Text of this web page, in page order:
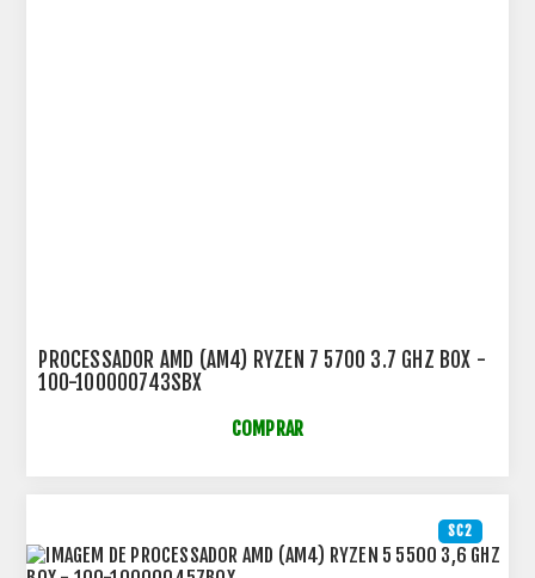
PROCESSADOR AMD (AM4) RYZEN 7 5700 3.7 GHZ BOX -
100-100000743SBX
COMPRAR
SC2